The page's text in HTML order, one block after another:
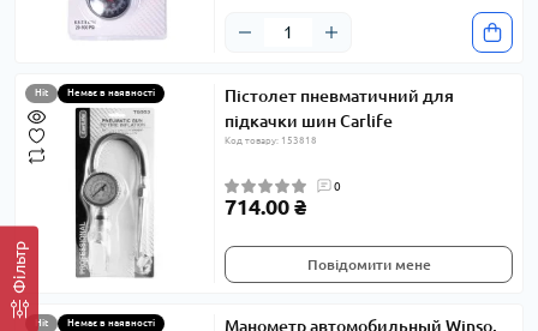
Фільтр
Hit Немає в наявності
Пістолет пневматичний для
підкачки шин Carlife
Код товару: 153818
0
714.00 ₴
Повідомити мене
Hit Немає в наявності
Манометр автомобильный Winso,